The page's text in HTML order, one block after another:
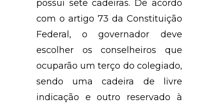
possui sete cadeiras. De acordo
com o artigo 73 da Constituição
Federal, o governador deve
escolher os conselheiros que
ocuparão um terço do colegiado,
sendo uma cadeira de livre
indicação e outro reservado à